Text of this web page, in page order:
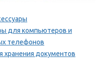
для компьютеров и
телефонов
хранения документов